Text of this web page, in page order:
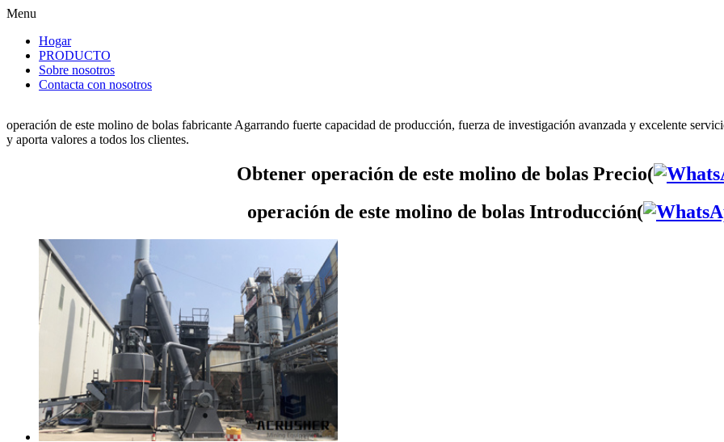
Menu
Hogar
PRODUCTO
Sobre nosotros
Contacta con nosotros
operación de este molino de bolas fabricante Agarrando fuerte capacidad de producción, fuerza de investigación avanzada y excelente
y aporta valores a todos los clientes.
Obtener operación de este molino de bolas Precio(
operación de este molino de bolas Introducción(